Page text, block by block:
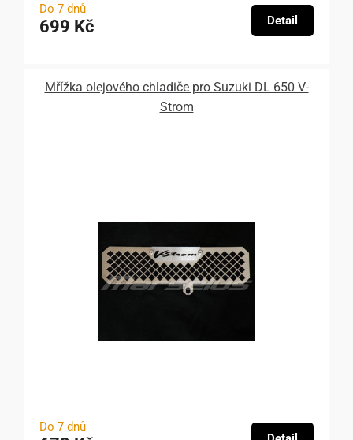
Do 7 dnů
699 Kč Detail
Mřížka olejového chladiče pro Suzuki DL 650 V-
Strom
Do 7 dnů